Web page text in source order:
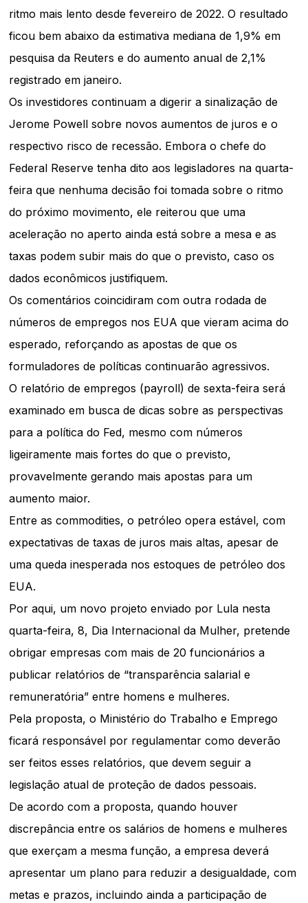
ritmo mais lento desde fevereiro de 2022. O resultado
ficou bem abaixo da estimativa mediana de 1,9% em
pesquisa da Reuters e do aumento anual de 2,1%
registrado em janeiro.
Os investidores continuam a digerir a sinalização de
Jerome Powell sobre novos aumentos de juros e o
respectivo risco de recessão. Embora o chefe do
Federal Reserve tenha dito aos legisladores na quarta-
feira que nenhuma decisão foi tomada sobre o ritmo
do próximo movimento, ele reiterou que uma
aceleração no aperto ainda está sobre a mesa e as
taxas podem subir mais do que o previsto, caso os
dados econômicos justifiquem.
Os comentários coincidiram com outra rodada de
números de empregos nos EUA que vieram acima do
esperado, reforçando as apostas de que os
formuladores de políticas continuarão agressivos.
O relatório de empregos (payroll) de sexta-feira será
examinado em busca de dicas sobre as perspectivas
para a política do Fed, mesmo com números
ligeiramente mais fortes do que o previsto,
provavelmente gerando mais apostas para um
aumento maior.
Entre as commodities, o petróleo opera estável, com
expectativas de taxas de juros mais altas, apesar de
uma queda inesperada nos estoques de petróleo dos
EUA.
Por aqui, um novo projeto enviado por Lula nesta
quarta-feira, 8, Dia Internacional da Mulher, pretende
obrigar empresas com mais de 20 funcionários a
publicar relatórios de “transparência salarial e
remuneratória” entre homens e mulheres.
Pela proposta, o Ministério do Trabalho e Emprego
ficará responsável por regulamentar como deverão
ser feitos esses relatórios, que devem seguir a
legislação atual de proteção de dados pessoais.
De acordo com a proposta, quando houver
discrepância entre os salários de homens e mulheres
que exerçam a mesma função, a empresa deverá
apresentar um plano para reduzir a desigualdade, com
metas e prazos, incluindo ainda a participação de